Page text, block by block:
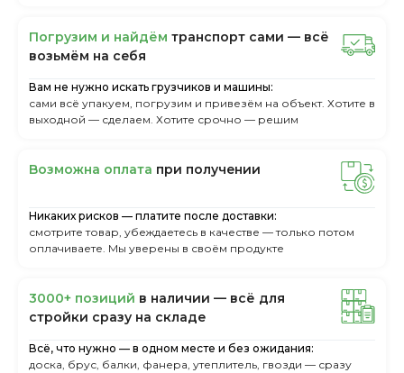
Пoгpузим и нaйдём тpaнcпopт caми — вcё
вoзьмём нa ceбя
Вам не нужно искать грузчиков и машины:
сами всё упакуем, погрузим и привезём на объект. Хотите в
выходной — сделаем. Хотите срочно — решим
Boзмoжнa oплaтa пpи пoлучeнии
Никаких рисков — платите после доставки:
смотрите товар, убеждаетесь в качестве — только потом
оплачиваете. Мы уверены в своём продукте
3000+ пoзиций в нaличии — вcё для
cтpoйки cpaзу нa cклaдe
Всё, что нужно — в одном месте и без ожидания:
доска, брус, балки, фанера, утеплитель, гвозди — сразу